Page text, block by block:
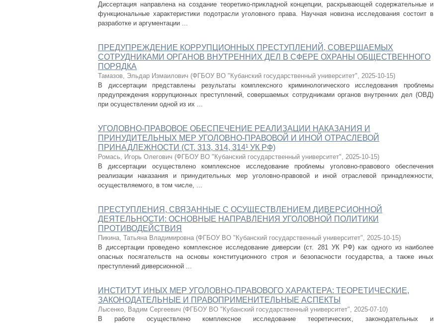
Диссертация направлена на создание теоретико-прикладной концепции, раскрывающей содержательные и
функциональные характеристики подотрасли уголовного права. Научная новизна исследования состоит в
разработке и аргументации ...
ПРЕДУПРЕЖДЕНИЕ КОРРУПЦИОННЫХ ПРЕСТУПЛЕНИЙ, СОВЕРШАЕМЫХ
СОТРУДНИКАМИ ОРГАНОВ ВНУТРЕННИХ ДЕЛ В СФЕРЕ ОХРАНЫ ОБЩЕСТВЕННОГО
ПОРЯДКА
Тамазов, Эльдар Измаилович (ФГБОУ ВО "Кубанский государственный университет", 2025-10-15)
В диссертации представлены результаты комплексного криминологического исследования проблемы
предупреждения коррупционных преступлений, совершаемых сотрудниками органов внутренних дел (ОВД)
при осуществлении одной из их ...
УГОЛОВНО-ПРАВОВОЕ ОБЕСПЕЧЕНИЕ РЕАЛИЗАЦИИ НАКАЗАНИЯ И
ПРИНУДИТЕЛЬНЫХ МЕР УГОЛОВНО-ПРАВОВОЙ И ИНОЙ ОТРАСЛЕВОЙ
ПРИНАДЛЕЖНОСТИ (СТ. 313, 314, 314¹ УК РФ)
Ромась, Игорь Олегович (ФГБОУ ВО "Кубанский государственный университет", 2025-10-15)
В диссертации осуществлено комплексное исследование проблемы уголовно-правового обеспечения
реализации наказания и принудительных мер уголовно-правовой и иной отраслевой принадлежности,
осуществляемого, в том числе, ...
ПРЕСТУПЛЕНИЯ, СВЯЗАННЫЕ С ОСУЩЕСТВЛЕНИЕМ ДИВЕРСИОННОЙ
ДЕЯТЕЛЬНОСТИ: ОСНОВНЫЕ НАПРАВЛЕНИЯ УГОЛОВНОЙ ПОЛИТИКИ
ПРОТИВОДЕЙСТВИЯ
Пикина, Татьяна Владимировна (ФГБОУ ВО "Кубанский государственный университет", 2025-10-15)
В диссертации проведено комплексное исследование диверсии (ст. 281 УК РФ) как одного из наиболее
опасных посягательств на основы конституционного строя и безопасности государства, а также иных
преступлений диверсионной ...
ИНСТИТУТ ИНЫХ МЕР УГОЛОВНО-ПРАВОВОГО ХАРАКТЕРА: ТЕОРЕТИЧЕСКИЕ,
ЗАКОНОДАТЕЛЬНЫЕ И ПРАВОПРИМЕНИТЕЛЬНЫЕ АСПЕКТЫ
Лысенко, Вадим Сергеевич (ФГБОУ ВО "Кубанский государственный университет", 2025-07-10)
В работе осуществлено комплексное исследование теоретических, законодательных и